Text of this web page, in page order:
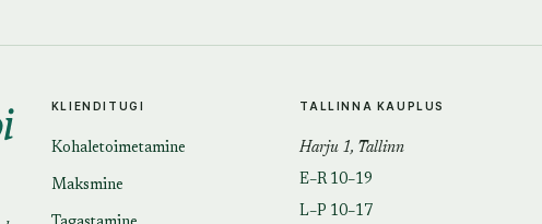
KLIENDITUGI
Kohaletoimetamine
Maksmine
TALLINNA KAUPLUS
Harju 1, Tallinn
E–R 10–19
L–P 10–17